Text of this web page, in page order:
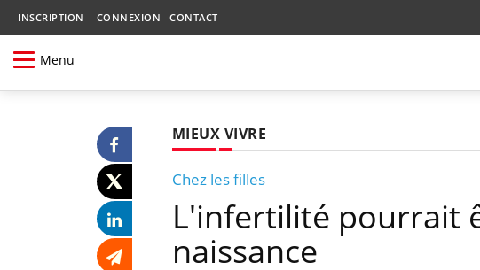
INSCRIPTION CONNEXION CONTACT
Menu
MIEUX VIVRE
Chez les filles
L'infertilité pourrait
naissance